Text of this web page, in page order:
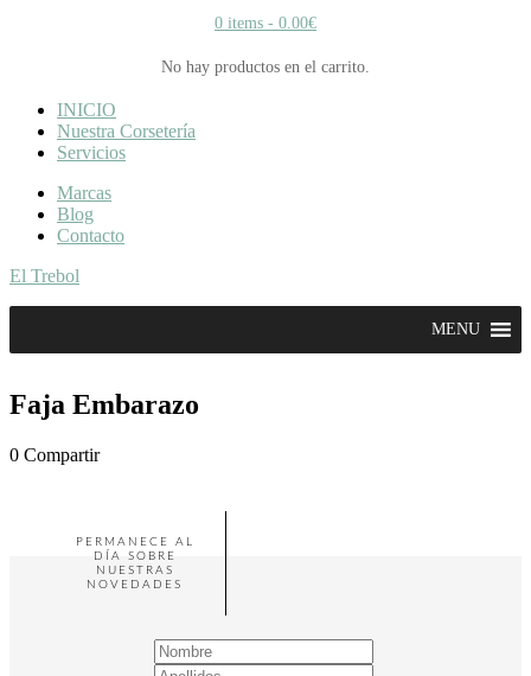
0 items - 0.00€
No hay productos en el carrito.
INICIO
Nuestra Corsetería
Servicios
Marcas
Blog
Contacto
El Trebol
MENU
Faja Embarazo
0 Compartir
PERMANECE AL
DÍA SOBRE
NUESTRAS
NOVEDADES